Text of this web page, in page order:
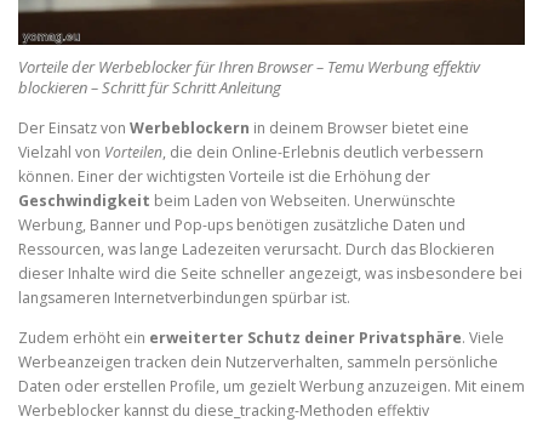
Vorteile der Werbeblocker für Ihren Browser – Temu Werbung effektiv
blockieren – Schritt für Schritt Anleitung
Der Einsatz von Werbeblockern in deinem Browser bietet eine
Vielzahl von Vorteilen, die dein Online-Erlebnis deutlich verbessern
können. Einer der wichtigsten Vorteile ist die Erhöhung der
Geschwindigkeit beim Laden von Webseiten. Unerwünschte
Werbung, Banner und Pop-ups benötigen zusätzliche Daten und
Ressourcen, was lange Ladezeiten verursacht. Durch das Blockieren
dieser Inhalte wird die Seite schneller angezeigt, was insbesondere bei
langsameren Internetverbindungen spürbar ist.
Zudem erhöht ein erweiterter Schutz deiner Privatsphäre. Viele
Werbeanzeigen tracken dein Nutzerverhalten, sammeln persönliche
Daten oder erstellen Profile, um gezielt Werbung anzuzeigen. Mit einem
Werbeblocker kannst du diese_tracking-Methoden effektiv